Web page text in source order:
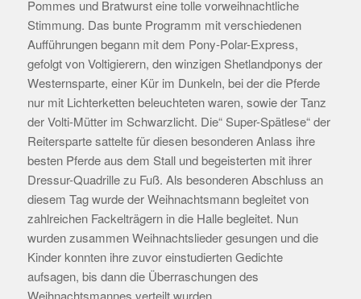
Pommes und Bratwurst eine tolle vorweihnachtliche
Stimmung. Das bunte Programm mit verschiedenen
Aufführungen begann mit dem Pony-Polar-Express,
gefolgt von Voltigierern, den winzigen Shetlandponys der
Westernsparte, einer Kür im Dunkeln, bei der die Pferde
nur mit Lichterketten beleuchteten waren, sowie der Tanz
der Volti-Mütter im Schwarzlicht. Die“ Super-Spätlese“ der
Reitersparte sattelte für diesen besonderen Anlass ihre
besten Pferde aus dem Stall und begeisterten mit ihrer
Dressur-Quadrille zu Fuß. Als besonderen Abschluss an
diesem Tag wurde der Weihnachtsmann begleitet von
zahlreichen Fackelträgern in die Halle begleitet. Nun
wurden zusammen Weihnachtslieder gesungen und die
Kinder konnten ihre zuvor einstudierten Gedichte
aufsagen, bis dann die Überraschungen des
Weihnachtsmannes verteilt wurden.